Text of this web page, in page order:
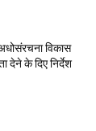
विकास
देने के दिए निर्देश